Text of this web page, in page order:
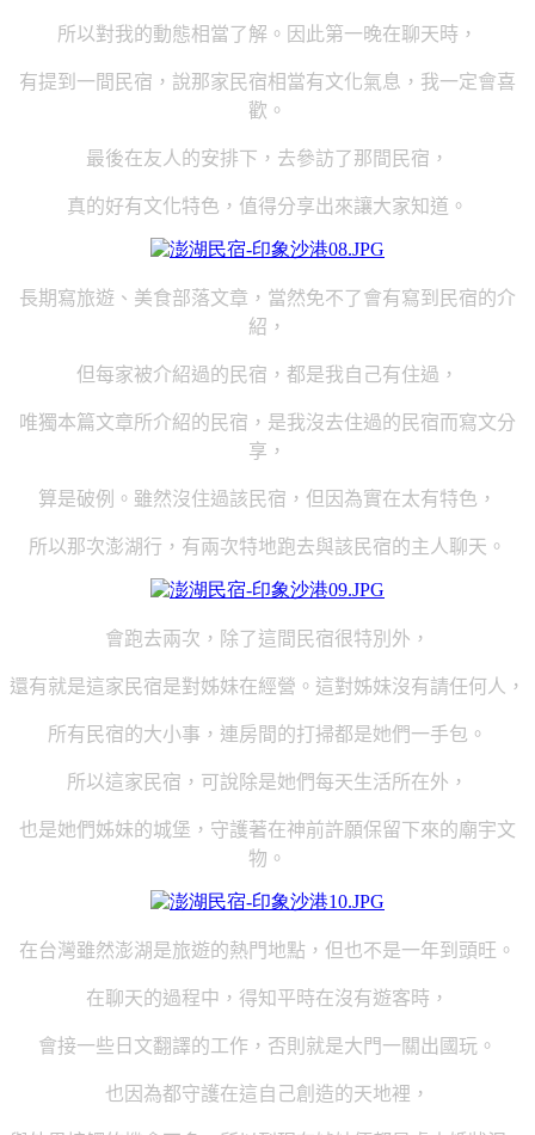
所以對我的動態相當了解。因此第一晚在聊天時，
有提到一間民宿，說那家民宿相當有文化氣息，我一定會喜
歡。
最後在友人的安排下，去參訪了那間民宿，
真的好有文化特色，值得分享出來讓大家知道。
長期寫旅遊、美食部落文章，當然免不了會有寫到民宿的介
紹，
但每家被介紹過的民宿，都是我自己有住過，
唯獨本篇文章所介紹的民宿，是我沒去住過的民宿而寫文分
享，
算是破例。雖然沒住過該民宿，但因為實在太有特色，
所以那次澎湖行，有兩次特地跑去與該民宿的主人聊天。
會跑去兩次，除了這間民宿很特別外，
還有就是這家民宿是對姊妹在經營。這對姊妹沒有請任何人，
所有民宿的大小事，連房間的打掃都是她們一手包。
所以這家民宿，可說除是她們每天生活所在外，
也是她們姊妹的城堡，守護著在神前許願保留下來的廟宇文
物。
在台灣雖然澎湖是旅遊的熱門地點，但也不是一年到頭旺。
在聊天的過程中，得知平時在沒有遊客時，
會接一些日文翻譯的工作，否則就是大門一關出國玩。
也因為都守護在這自己創造的天地裡，